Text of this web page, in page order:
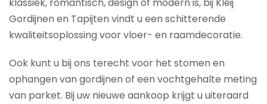
Gordijnen en Tapijten vindt u een schitterende
kwaliteitsoplossing voor vloer- en raamdecoratie.
Ook kunt u bij ons terecht voor het stomen en
ophangen van gordijnen of een vochtgehalte meting
van parket. Bij uw nieuwe aankoop krijgt u uiteraard